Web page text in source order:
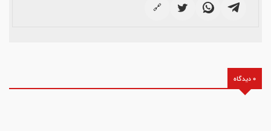
🔗
0 دیدگاه